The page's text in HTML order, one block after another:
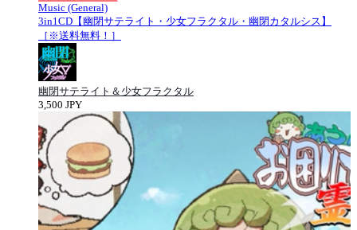
Music (General)
3in1CD【幽閉サテライト・少女フラクタル・幽閉カタルシス】
［※送料無料！］
幽閉サテライト＆少女フラクタル
3,500 JPY